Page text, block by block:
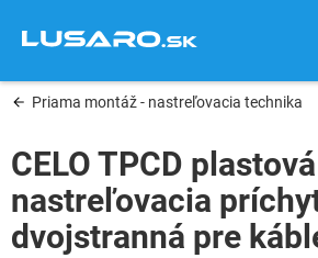
obsah
Priama montáž - nastreľovacia technika
CELO TPCD plastová
nastreľovacia
dvojstranná pre